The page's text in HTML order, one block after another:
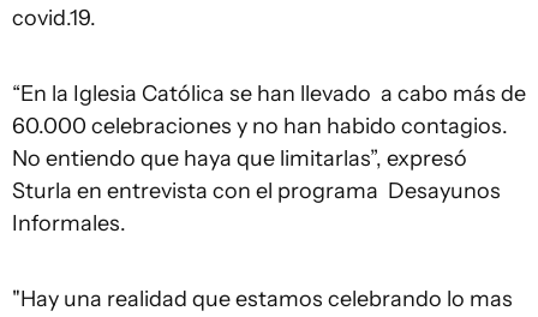
covid.19.
“En la Iglesia Católica se han llevado a cabo más de
60.000 celebraciones y no han habido contagios.
No entiendo que haya que limitarlas”, expresó
Sturla en entrevista con el programa Desayunos
Informales.
"Hay una realidad que estamos celebrando lo mas